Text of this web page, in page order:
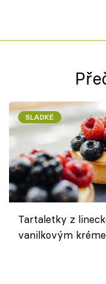
SLADKÉ
Tartaletky z
vanilkovým